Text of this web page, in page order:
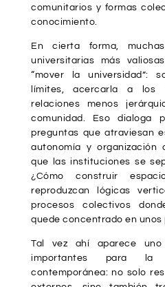
comunitarios y formas
conocimiento.
En cierta forma,
universitarias más
“mover la universidad”:
límites, acercarla a los
relaciones menos
comunidad. Eso dialoga
preguntas que atraviesan
autonomía y organización
que las instituciones se
¿Cómo construir
reproduzcan lógicas
procesos colectivos
quede concentrado en unos
Tal vez ahí aparece
importantes para la
contemporánea: no solo